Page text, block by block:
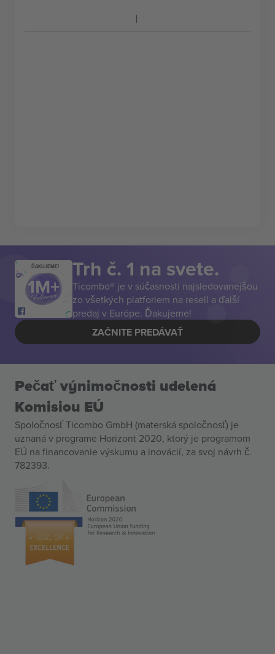
ĎAKUJEME! Trh č. 1 na svete.
Ticombo® je v súčasnosti najsledovanejšou
zo všetkých platforiem na resell a ďalší
predaj v Európe. Ďakujeme!
ZAČNITE PREDÁVAŤ
Pečať výnimočnosti udelená
Komisiou EÚ
Spoločnosť Ticombo GmbH (materská spoločnosť) je
uznaná v programe Horizont 2020, ktorý je programom
EÚ na financovanie výskumu a inovácií, za svoj návrh č.
782393.